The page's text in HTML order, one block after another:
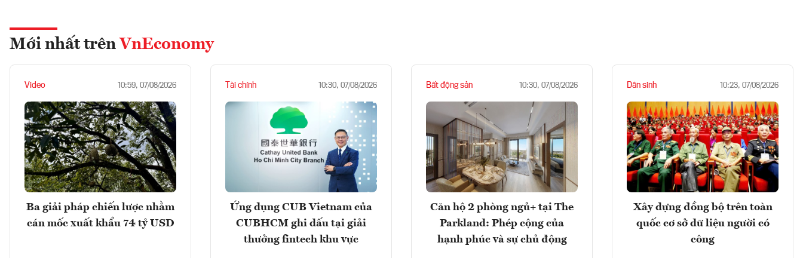
Mới nhất trên VnEconomy
Video 10:59, 07/08/2026
Ba giải pháp chiến lược nhằm
cán mốc xuất khẩu 74 tỷ USD
Tài chính 10:30, 07/08/2026
Ứng dụng CUB Vietnam của
CUBHCM ghi dấu tại giải
thưởng fintech khu vực
Bất động sản 10:30, 07/08/2026
Căn hộ 2 phòng ngủ+ tại The
Parkland: Phép cộng của
hạnh phúc và sự chủ động
Dân sinh 10:23, 07/08/2026
Xây dựng đồng bộ trên toàn
quốc cơ sở dữ liệu người có
công